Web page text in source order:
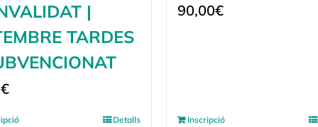
|
TARDES
€
Detalls
90,00€
Inscripció